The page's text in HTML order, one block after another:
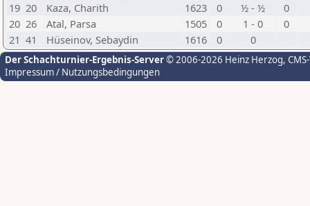
19 20 Kaza, Charith 1623 0 ½ - ½
0
20 26 Atal, Parsa 1505 0 1 - 0
0
21 41 Hüseinov, Sebaydin 1616 0 0
Der Schachturnier-Ergebnis-Server© 2006-2026 Heinz Herzog,
Impressum / Nutzungsbedingungen